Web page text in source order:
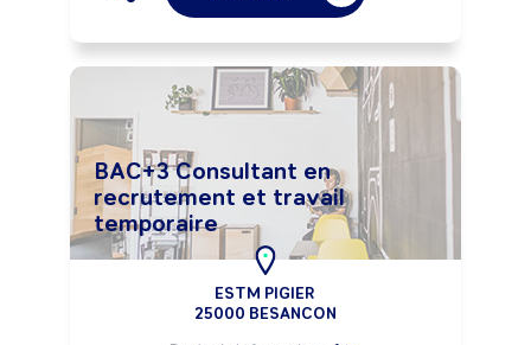
BAC+3 Consultant en
recrutement et travail
temporaire
ESTM PIGIER
25000 BESANCON